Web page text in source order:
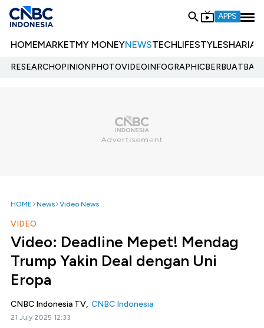
APPS
HOMEMARKETMY MONEYNEWSTECHLIFESTYLESHARIA
RESEARCHOPINIONPHOTOVIDEOINFOGRAPHIC
HOME News Video News
VIDEO
Video: Deadline Mepet! Mendag
Trump Yakin Deal dengan Uni
Eropa
CNBC Indonesia TV, CNBC Indonesia
21 July 2025 12:33